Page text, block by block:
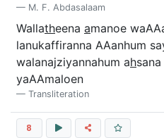
M. F. Abdasalaam
Wallatheena amanoe
lanukaffiranna AAanhum
walanajziyannahum ah
yaAAmaloen
Transliteration
8